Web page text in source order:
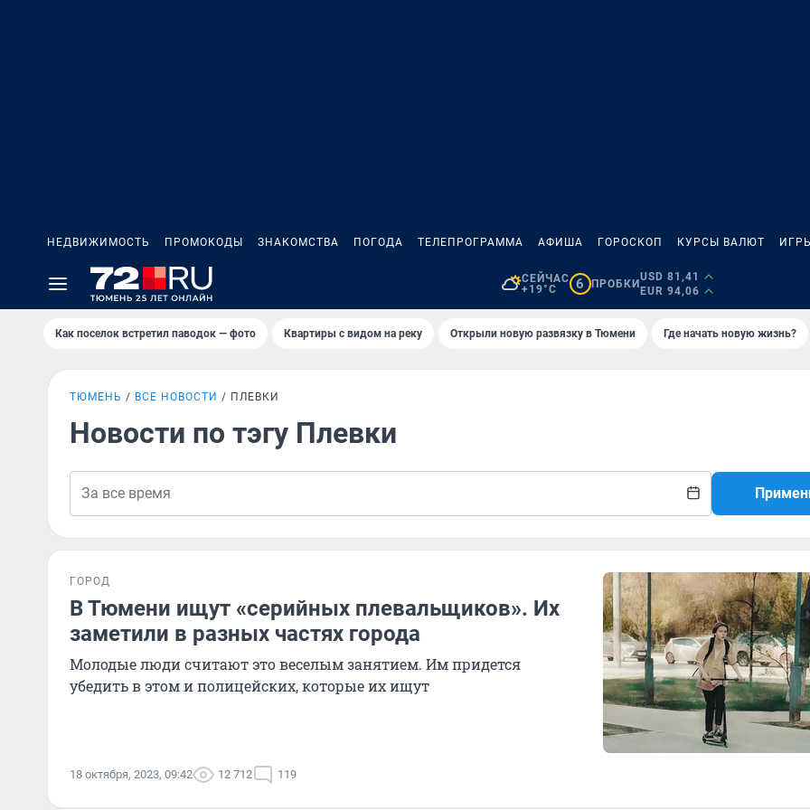
НЕДВИЖИМОСТЬ ПРОМОКОДЫ ЗНАКОМСТВА ПОГОДА ТЕЛЕПРОГРАММА АФИША ГОРОСКОП КУРСЫ ВАЛЮТ
СЕЙЧАС
+19°C
6 ПРОБКИ
USD 81,41
EUR 94,06
Как поселок встретил паводок — фото Квартиры с видом на реку Открыли новую развязку в Тюмени Где начать новую жизнь?
ТЮМЕНЬ ВСЕ НОВОСТИ ПЛЕВКИ
Новости по тэгу Плевки
ГОРОД
В Тюмени ищут «серийных плевальщиков». Их
заметили в разных частях города
Молодые люди считают это веселым занятием. Им придется
убедить в этом и полицейских, которые их ищут
18 октября, 2023, 09:42 12 712 119